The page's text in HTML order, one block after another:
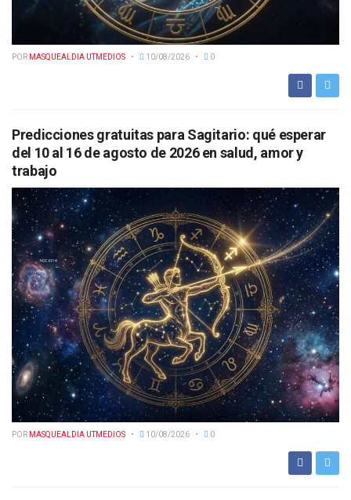
POR MASQUEALDIA UTMEDIOS 10/08/2026 0
Predicciones gratuitas para Sagitario: qué esperar
del 10 al 16 de agosto de 2026 en salud, amor y
trabajo
POR MASQUEALDIA UTMEDIOS 10/08/2026 0